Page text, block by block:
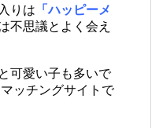
りは 「ハッピーメ
不思議とよく会え
可愛い子も多いで
ッチングサイトで